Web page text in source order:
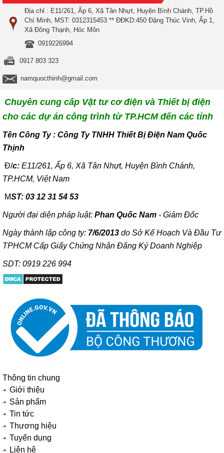
Địa chỉ : E11/261, Ấp 6, Xã Tân Nhựt, Huyện Bình Chánh, TP.Hồ
Chí Minh, MST: 0312315453 ** ĐĐKD:450 Đặng Thúc Vinh, Ấp 1,
Xã Đông Thạnh, Hóc Môn
0919226994
0917 803 323
namquocthinh@gmail.com
Chuyên cung cấp Vật tư cơ điện và Thiết bị điện
cho các dự án công trình từ TP.HCM đến các tỉnh
Tên Công Ty : Công Ty TNHH Thiết Bị Điện Nam Quốc
Thịnh
Đ/c: E11/261, Ấp 6, Xã Tân Nhựt, Huyện Bình Chánh,
TP.HCM, Việt Nam
MST: 03 12 31 54 53
Người đại diện pháp luật: Phan Quốc Nam - Giám Đốc
Ngày thành lập công ty: 7/6/2013 do Sở Kế Hoạch Và Đầu Tư
TPHCM Cấp Giấy Chứng Nhận Đăng Ký Doanh Nghiệp
SDT: 0919 226 994
Thông tin chung
Giới thiệu
Sản phẩm
Tin tức
Thương hiệu
Tuyển dụng
Liên hệ